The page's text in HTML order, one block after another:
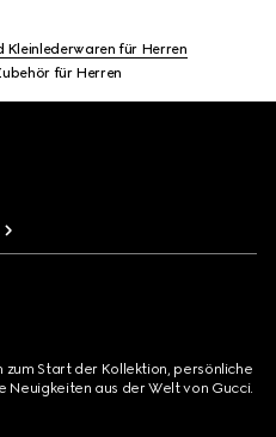
Kleinlederwaren für Herren
für Herren
Start der Kollektion, persönliche
aus der Welt von Gucci.